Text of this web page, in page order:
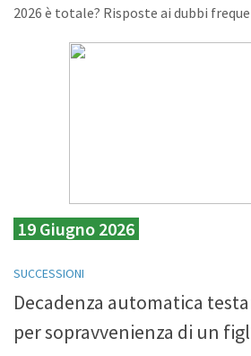
2026 è totale? Risposte ai dubbi
19 Giugno 2026
SUCCESSIONI
Decadenza automatica
per sopravvenienza di un